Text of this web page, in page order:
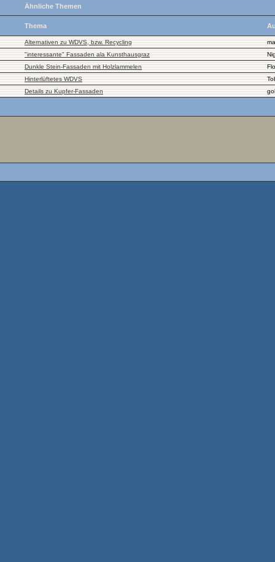
Ähnliche Themen
Thema
Alternativen zu WDVS, bzw. Recycling
"interessante" Fassaden ala Kunsthausgraz
Dunkle Stein-Fassaden mit Holzlammelen
Hinterlüftetes WDVS
Details zu Kupfer-Fassaden